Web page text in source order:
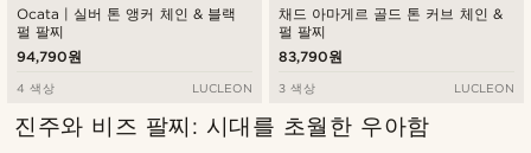
Ocata | 실버 톤 앵커 체인 & 블랙
펄 팔찌
94,790원
4 색상 LUCLEON
채드 아마게르 골드 톤 커브 체인 &
펄 팔찌
83,790원
3 색상 LUCLEON
진주와 비즈 팔찌: 시대를 초월한 우아함